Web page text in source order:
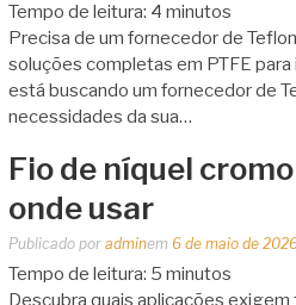
Tempo de leitura: 4 minutos
Precisa de um fornecedor de
soluções completas em PTFE
está buscando um fornecedor de
necessidades da sua…
Fio de níquel
onde usar
Publicado por adminem 6 de maio de
Tempo de leitura: 5 minutos
Descubra quais aplicações